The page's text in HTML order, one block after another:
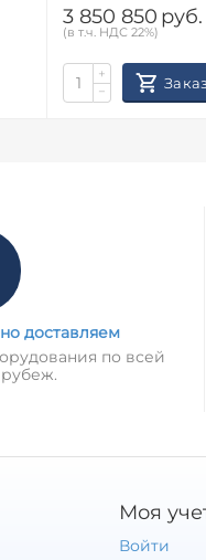
3 850 850 руб.
(в т.ч. НДС 22%)
+
−
доставляем
по всей
Моя
Войти